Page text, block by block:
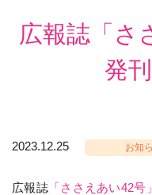
広報誌「さ
発
2023.12.25 お知
広報誌「ささえあい42号」